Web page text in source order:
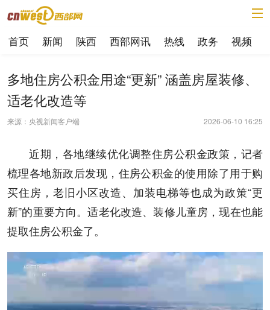
首页 新闻 陕西 西部网讯 热线 政务 视频
多地住房公积金用途“更新” 涵盖房屋装修、
适老化改造等
来源：央视新闻客户端 2026-06-10 16:25
近期，各地继续优化调整住房公积金政策，记者
梳理各地新政后发现，住房公积金的使用除了用于购
买住房，老旧小区改造、加装电梯等也成为政策“更
新”的重要方向。适老化改造、装修儿童房，现在也能
提取住房公积金了。